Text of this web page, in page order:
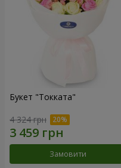
Букет "Токката"
4 324 грн
Замовити